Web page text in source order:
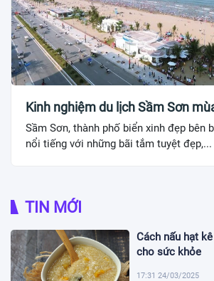
Kinh nghiệm du lịch Sầm Sơn
Sầm Sơn, thành phố biển xinh đẹp bên
nổi tiếng với những bãi tắm tuyệt đẹp,...
TIN MỚI
Cách nấu hạt
cho sức khỏe
17:31 24/03/2025